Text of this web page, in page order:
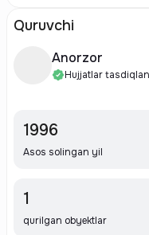
Quruvchi
Anorzor
Hujjatlar
1996
Asos solingan yil
1
qurilgan obyektlar